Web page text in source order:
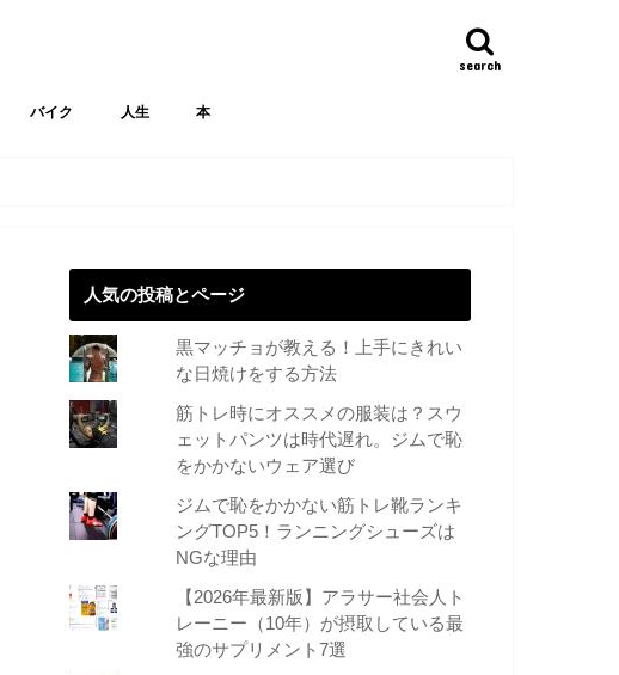
search
バイク 人生 本
人気の投稿とページ
黒マッチョが教える！上手にきれい
な日焼けをする方法
筋トレ時にオススメの服装は？スウ
ェットパンツは時代遅れ。ジムで恥
をかかないウェア選び
ジムで恥をかかない筋トレ靴ランキ
ングTOP5！ランニングシューズは
NGな理由
【2026年最新版】アラサー社会人ト
レーニー（10年）が摂取している最
強のサプリメント7選